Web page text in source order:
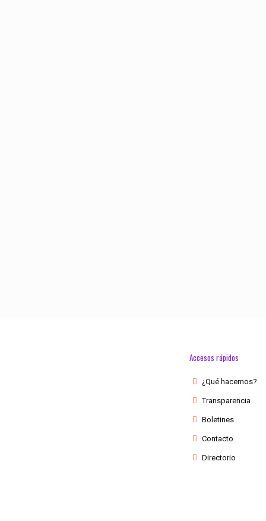
Accesos rápidos
¿Qué hacemos?
Transparencia
Boletines
Contacto
Directorio